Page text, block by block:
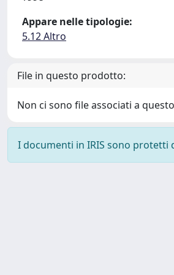
Appare nelle tipologie:
5.12 Altro
File in questo prodotto:
Non ci sono file associati a
I documenti in IRIS sono